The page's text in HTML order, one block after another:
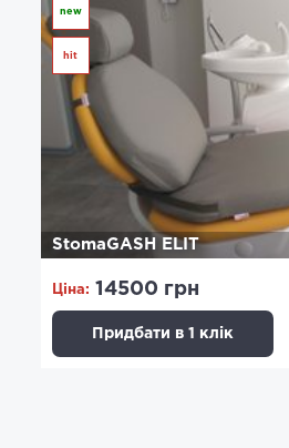
new
hit
StomaGASH ELIT
Ціна: 14500 грн
Придбати в 1 клік